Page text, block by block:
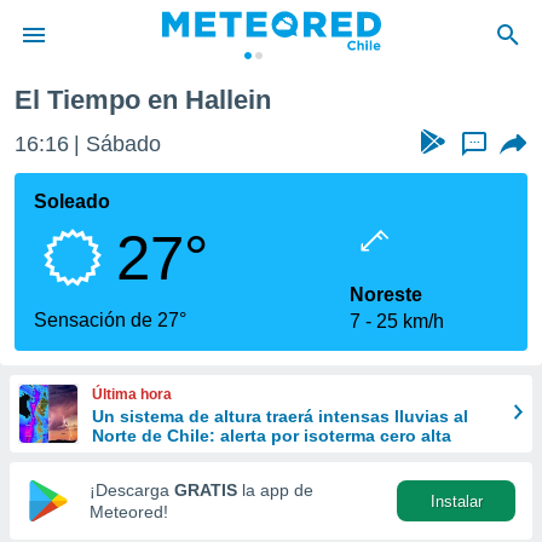
de
por
que se
calidad.
a este
las
y
forma
digital
basada
El Tiempo en Hallein
16:16 Sábado ...
Soleado
27°
Sensación de 27°
Noreste
7
25 km/h
Última hora
Un sistema de altura traerá intensas lluvias al
Norte de Chile: alerta por isoterma cero alta
¡Descarga GRATIS la app de
Meteored!
Instalar